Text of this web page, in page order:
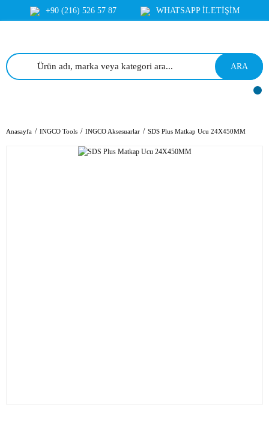
+90 (216) 526 57 87 WHATSAPP İLETİŞİM
ARA
Anasayfa INGCO Tools INGCO Aksesuarlar SDS Plus Matkap Ucu 24X450MM